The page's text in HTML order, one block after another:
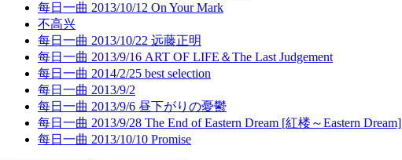
每日一曲 2013/10/12 On Your Mark
不高兴
每日一曲 2013/10/22 远藤正明
每日一曲 2013/9/16 ART OF LIFE＆The Last Judgement
每日一曲 2014/2/25 best selection
每日一曲 2013/9/2
每日一曲 2013/9/6 昼下がりの憂鬱
每日一曲 2013/9/28 The End of Eastern Dream [紅楼～Eastern Dream]
每日一曲 2013/10/10 Promise